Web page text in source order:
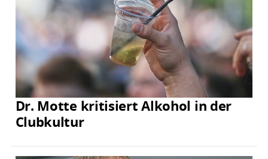
Dr. Motte kritisiert Alkohol in der
Clubkultur